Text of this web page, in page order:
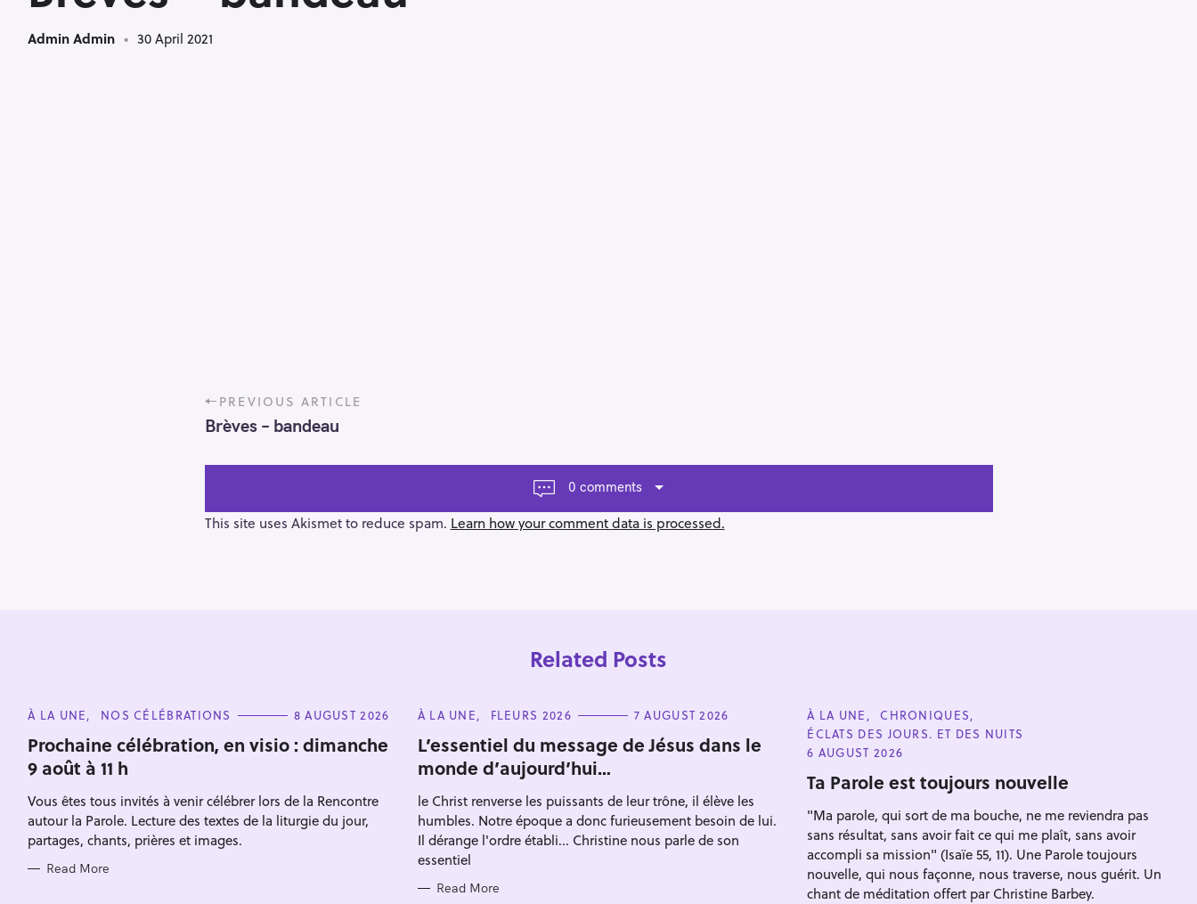
Admin Admin 30 April 2021
P
o
s
t
v
PREVIOUS ARTICLE
Brèves – bandeau
0 comments
This site uses Akismet to reduce spam. Learn how your comment data is processed.
Related Posts
C
T
E
G
O
I
S
À LA UNE NOS CÉLÉBRATIONS 8 AUGUST 2026
Prochaine célébration, en visio : dimanche
9 août à 11 h
Vous êtes tous invités à venir célébrer lors de la Rencontre
autour la Parole. Lecture des textes de la liturgie du jour,
partages, chants, prières et images.
Read More
C
T
E
G
O
I
E
S
À LA UNE FLEURS 2026 7 AUGUST 2026
L’essentiel du message de Jésus dans le
monde d’aujourd’hui…
le Christ renverse les puissants de leur trône, il élève les
humbles. Notre époque a donc furieusement besoin de lui.
Il dérange l'ordre établi... Christine nous parle de son
essentiel
Read More
C
A
T
E
O
R
E
S
À LA UNE
CHRONIQUES
ÉCLATS DES JOURS. ET DES NUITS
6 AUGUST 2026
Ta Parole est toujours nouvelle
"Ma parole, qui sort de ma bouche, ne me reviendra pas
sans résultat, sans avoir fait ce qui me plaît, sans avoir
accompli sa mission" (Isaïe 55, 11). Une Parole toujours
nouvelle, qui nous façonne, nous traverse, nous guérit. Un
chant de méditation offert par Christine Barbey.
a
r
h
f
o